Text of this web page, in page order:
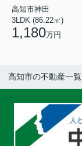
高知市神田
3LDK (86.22㎡)
1,180万円
高知市の不動産一覧